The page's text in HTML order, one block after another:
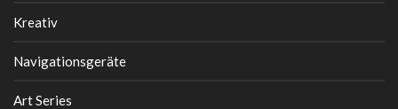
Kreativ
Navigationsgeräte
Art Series